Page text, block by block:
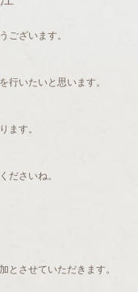
ございます。
行いたいと思います。
ます。
ださいね。
とさせていただきます。